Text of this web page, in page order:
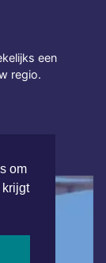
om
krijgt
een
regio.